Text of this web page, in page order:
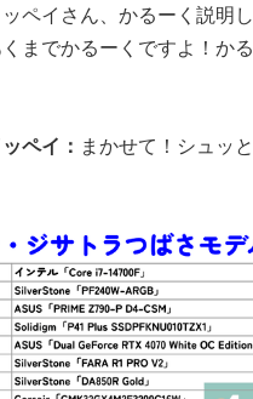
ペイさん、かるーく説明
までかるーくですよ！か
ペイ： まかせて！シュッ